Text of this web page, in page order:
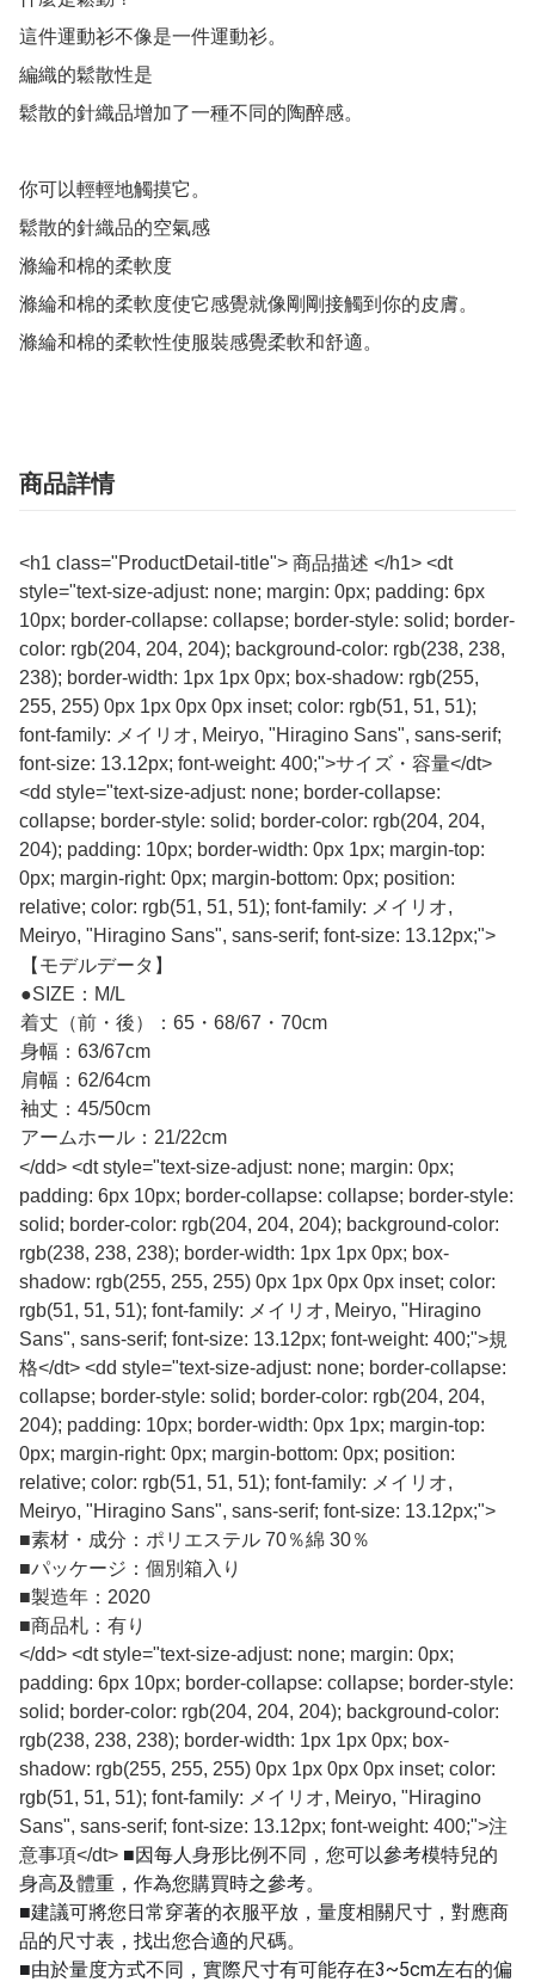
這件運動衫不像是一件運動衫。
編織的鬆散性是
鬆散的針織品增加了一種不同的陶醉感。
你可以輕輕地觸摸它。
鬆散的針織品的空氣感
滌綸和棉的柔軟度
滌綸和棉的柔軟度使它感覺就像剛剛接觸到你的皮膚。
滌綸和棉的柔軟性使服裝感覺柔軟和舒適。
商品詳情
<h1 class="ProductDetail-title"> 商品描述 </h1> <dt
style="text-size-adjust: none; margin: 0px; padding: 6px
10px; border-collapse: collapse; border-style: solid; border-
color: rgb(204, 204, 204); background-color: rgb(238, 238,
238); border-width: 1px 1px 0px; box-shadow: rgb(255,
255, 255) 0px 1px 0px 0px inset; color: rgb(51, 51, 51);
font-family: メイリオ, Meiryo, "Hiragino Sans", sans-serif;
font-size: 13.12px; font-weight: 400;">サイズ・容量</dt>
<dd style="text-size-adjust: none; border-collapse:
collapse; border-style: solid; border-color: rgb(204, 204,
204); padding: 10px; border-width: 0px 1px; margin-top:
0px; margin-right: 0px; margin-bottom: 0px; position:
relative; color: rgb(51, 51, 51); font-family: メイリオ,
Meiryo, "Hiragino Sans", sans-serif; font-size: 13.12px;">
【モデルデータ】
●SIZE：M/L
着丈（前・後）：65・68/67・70cm
身幅：63/67cm
肩幅：62/64cm
袖丈：45/50cm
アームホール：21/22cm
</dd> <dt style="text-size-adjust: none; margin: 0px;
padding: 6px 10px; border-collapse: collapse; border-style:
solid; border-color: rgb(204, 204, 204); background-color:
rgb(238, 238, 238); border-width: 1px 1px 0px; box-
shadow: rgb(255, 255, 255) 0px 1px 0px 0px inset; color:
rgb(51, 51, 51); font-family: メイリオ, Meiryo, "Hiragino
Sans", sans-serif; font-size: 13.12px; font-weight: 400;">規
格</dt> <dd style="text-size-adjust: none; border-collapse:
collapse; border-style: solid; border-color: rgb(204, 204,
204); padding: 10px; border-width: 0px 1px; margin-top:
0px; margin-right: 0px; margin-bottom: 0px; position:
relative; color: rgb(51, 51, 51); font-family: メイリオ,
Meiryo, "Hiragino Sans", sans-serif; font-size: 13.12px;">
■素材・成分：ポリエステル 70％綿 30％
■パッケージ：個別箱入り
■製造年：2020
■商品札：有り
</dd> <dt style="text-size-adjust: none; margin: 0px;
padding: 6px 10px; border-collapse: collapse; border-style:
solid; border-color: rgb(204, 204, 204); background-color:
rgb(238, 238, 238); border-width: 1px 1px 0px; box-
shadow: rgb(255, 255, 255) 0px 1px 0px 0px inset; color:
rgb(51, 51, 51); font-family: メイリオ, Meiryo, "Hiragino
Sans", sans-serif; font-size: 13.12px; font-weight: 400;">注
意事項</dt> ■因每人身形比例不同，您可以參考模特兒的
身高及體重，作為您購買時之參考。
■建議可將您日常穿著的衣服平放，量度相關尺寸，對應商
品的尺寸表，找出您合適的尺碼。
■由於量度方式不同，實際尺寸有可能存在3~5cm左右的偏